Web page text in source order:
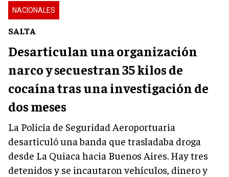
NACIONALES
SALTA
Desarticulan una organización
narco y secuestran 35 kilos de
cocaína tras una investigación de
dos meses
La Policía de Seguridad Aeroportuaria
desarticuló una banda que trasladaba droga
desde La Quiaca hacia Buenos Aires. Hay tres
detenidos y se incautaron vehículos, dinero y